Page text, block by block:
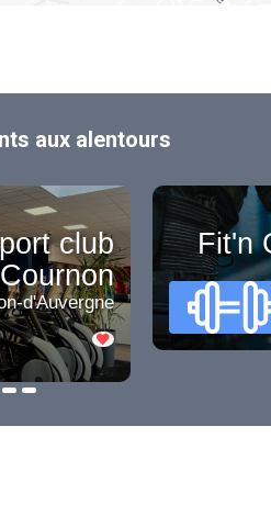
aux alentours
club
Cournon
d'Auvergne
Fit'n